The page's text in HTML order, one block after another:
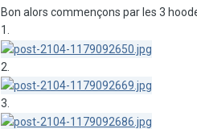
Bon alors commençons par les 3
1.
2.
3.